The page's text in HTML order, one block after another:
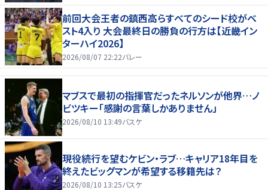
前回大会王者の鎮西高らすべてのシード校がベ
スト4入り 大会最終日の勝負の行方は【近畿イン
ターハイ2026】
2026/08/07 22:22バレー
マブスで最初の指揮官だったネルソンが他界…ノ
ビツキー「感謝の言葉しかありません」
2026/08/10 13:49バスケ
現役続行を望むケビン・ラブ…キャリア18年目を
終えたビッグマンが希望する移籍先は？
2026/08/10 13:25バスケ